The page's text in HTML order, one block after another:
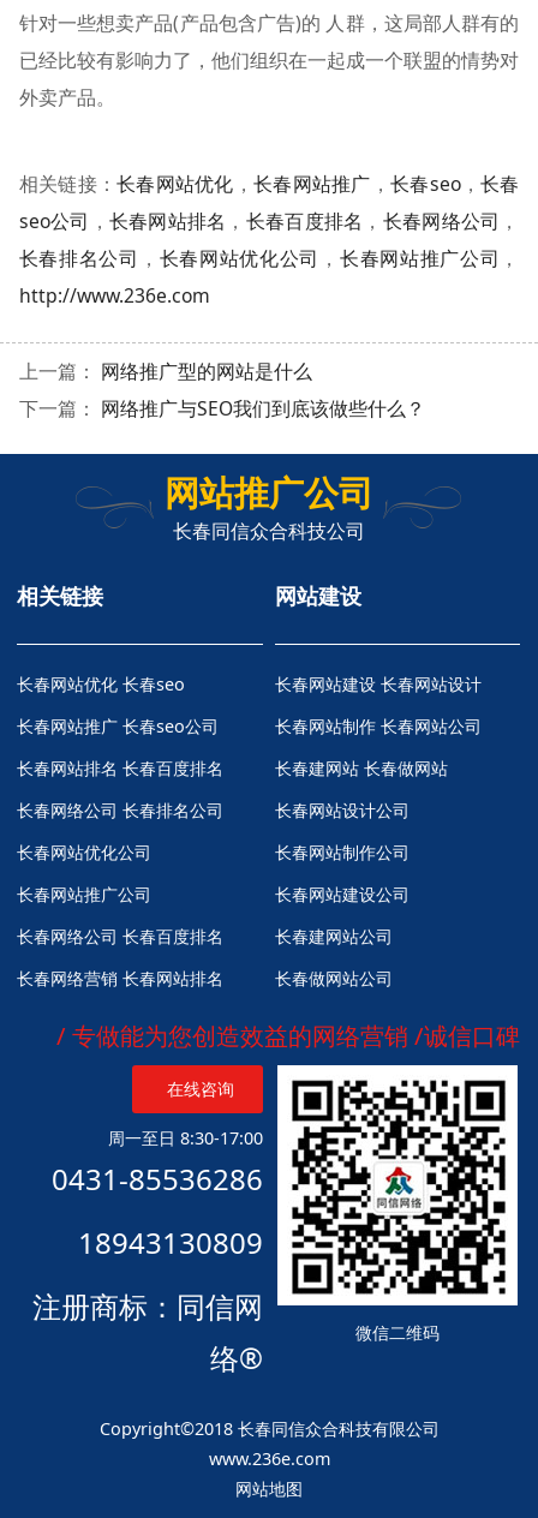
针对一些想卖产品(产品包含广告)的 人群，这局部人群有的
已经比较有影响力了，他们组织在一起成一个联盟的情势对
外卖产品。
相关链接：长春网站优化 ，长春网站推广 ， 长春seo，长春
seo公司 ， 长春网站排名 ， 长春百度排名 ， 长春网络公司 ，
长春排名公司 ， 长春网站优化公司 ， 长春网站推广公司 ，
http://www.236e.com
上一篇： 网络推广型的网站是什么
下一篇： 网络推广与SEO我们到底该做些什么？
网站推广公司
长春同信众合科技公司
相关链接
长春网站优化 长春seo
长春网站推广 长春seo公司
长春网站排名 长春百度排名
长春网络公司 长春排名公司
长春网站优化公司
长春网站推广公司
长春网络公司 长春百度排名
长春网络营销 长春网站排名
网站建设
长春网站建设 长春网站设计
长春网站制作 长春网站公司
长春建网站 长春做网站
长春网站设计公司
长春网站制作公司
长春网站建设公司
长春建网站公司
长春做网站公司
/ 专做能为您创造效益的网络营销 /诚信口碑
在线咨询
周一至日 8:30-17:00
0431-85536286
18943130809
注册商标：同信网
络®
微信二维码
Copyright©2018 长春同信众合科技有限公司
www.236e.com
网站地图